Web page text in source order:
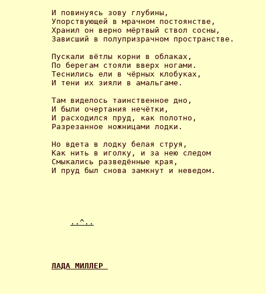
И повинуясь зову глубины,
Упорствующей в мрачном постоянстве,
Хранил он верно мёртвый ствол сосны,
Зависший в полупризрачном пространстве.
Пускали вётлы корни в облаках,
По берегам стояли вверх ногами.
Теснились ели в чёрных клобуках,
И тени их зияли в амальгаме.
Там виделось таинственное дно,
И были очертания нечётки,
И расходился пруд, как полотно,
Разрезанное ножницами лодки.
Но вдета в лодку белая струя,
Как нить в иголку, и за нею следом
Смыкались разведённые края,
И пруд был снова замкнут и неведом.
..^..
ЛАДА МИЛЛЕР